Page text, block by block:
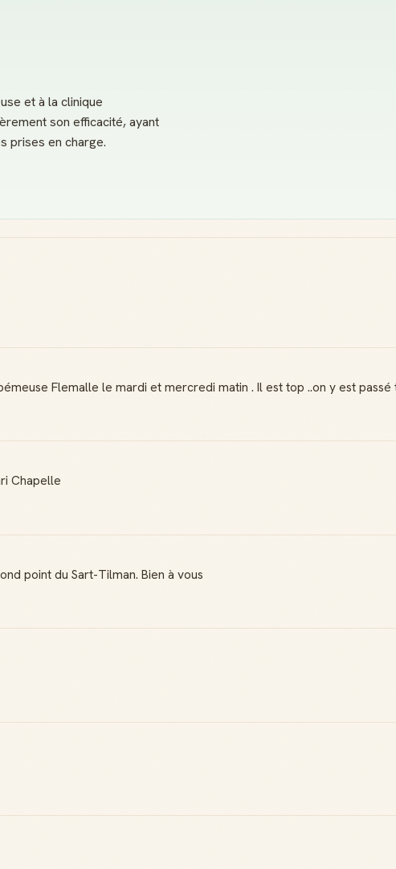
et à la clinique
son efficacité, ayant
prises en charge.
Flemalle le mardi et mercredi matin . Il est top ..on y est
Chapelle
point du Sart-Tilman. Bien à vous